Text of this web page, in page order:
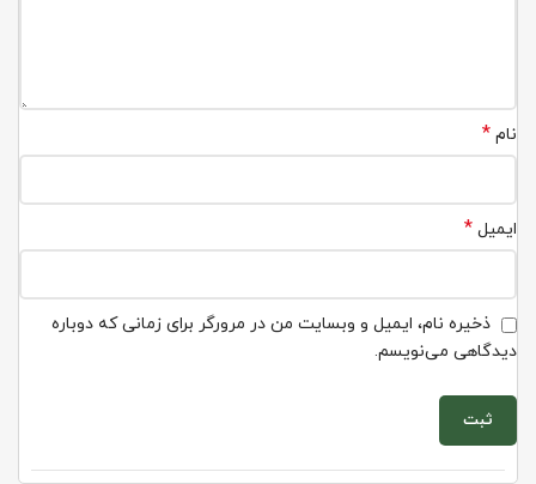
نام *
ایمیل *
ذخیره نام، ایمیل و وبسایت من در مرورگر برای زمانی که دوباره
دیدگاهی می‌نویسم.